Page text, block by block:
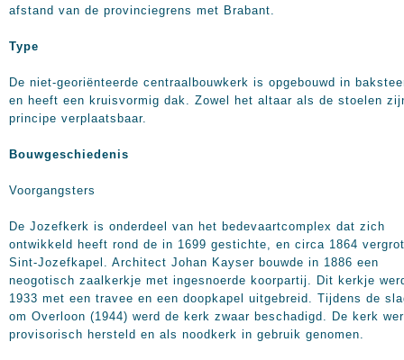
afstand van de provinciegrens met Brabant.
Type
De niet-georiënteerde centraalbouwkerk is opgebouwd in
en heeft een kruisvormig dak. Zowel het altaar als de stoelen
principe verplaatsbaar.
Bouwgeschiedenis
Voorgangsters
De Jozefkerk is onderdeel van het bedevaartcomplex dat zich
ontwikkeld heeft rond de in 1699 gestichte, en circa 1864
Sint-Jozefkapel. Architect Johan Kayser bouwde in 1886 een
neogotisch zaalkerkje met ingesnoerde koorpartij. Dit kerkje
1933 met een travee en een doopkapel uitgebreid. Tijdens de
om Overloon (1944) werd de kerk zwaar beschadigd. De kerk
provisorisch hersteld en als noodkerk in gebruik genomen.